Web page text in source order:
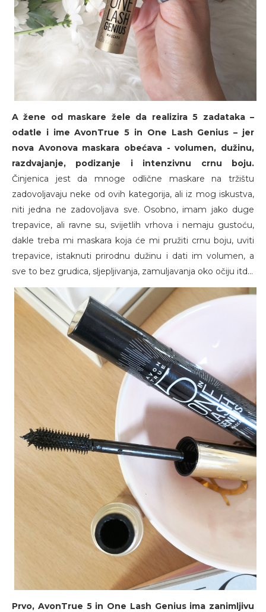
A žene od maskare žele da realizira 5 zadataka –
odatle i ime AvonTrue 5 in One Lash Genius – jer
nova Avonova maskara obećava - volumen, dužinu,
razdvajanje, podizanje i intenzivnu crnu boju.
Činjenica jest da mnoge odlične maskare na tržištu
zadovoljavaju neke od ovih kategorija, ali iz mog iskustva,
niti jedna ne zadovoljava sve. Osobno, imam jako duge
trepavice, ali ravne su, svijetlih vrhova i nemaju gustoću,
dakle treba mi maskara koja će mi pružiti crnu boju, uviti
trepavice, istaknuti prirodnu dužinu i dati im volumen, a
sve to bez grudica, sljepljivanja, zamuljavanja oko očiju itd...
Prvo, AvonTrue 5 in One Lash Genius ima zanimljivu